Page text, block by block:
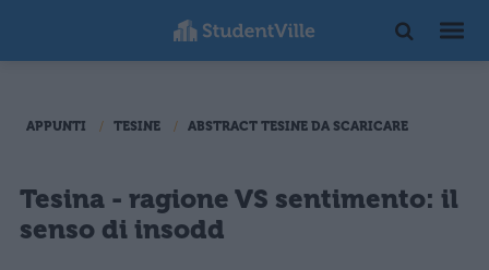
APPUNTI TESINE ABSTRACT TESINE DA SCARICARE
Tesina - ragione VS sentimento: il
senso di insodd